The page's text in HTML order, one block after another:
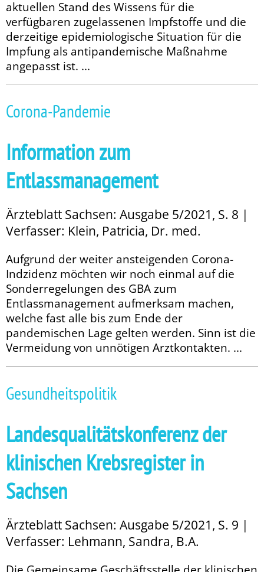
aktuellen Stand des Wissens für die
verfügbaren zugelassenen Impfstoffe und die
derzeitige epidemiologische Situation für die
Impfung als antipandemische Maßnahme
angepasst ist. ...
Corona-Pandemie
Information zum
Entlassmanagement
Ärzteblatt Sachsen: Ausgabe 5/2021, S. 8 |
Verfasser: Klein, Patricia, Dr. med.
Aufgrund der weiter ansteigenden Corona-
Indzidenz möchten wir noch einmal auf die
Sonderregelungen des GBA zum
Entlassmanagement aufmerksam machen,
welche fast alle bis zum Ende der
pandemischen Lage gelten werden. Sinn ist die
Vermeidung von unnötigen Arztkontakten. ...
Gesundheitspolitik
Landesqualitätskonferenz der
klinischen Krebsregister in
Sachsen
Ärzteblatt Sachsen: Ausgabe 5/2021, S. 9 |
Verfasser: Lehmann, Sandra, B.A.